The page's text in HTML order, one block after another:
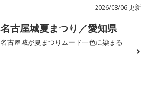
2026/08/06 更新
名古屋城夏まつり／愛知県
名古屋城が夏まつりムード一色に染まる